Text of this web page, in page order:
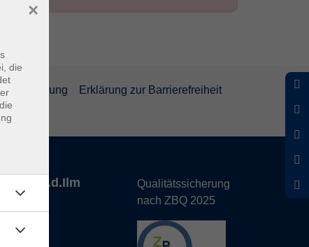
Erklärung zur Barrierefreiheit
a.d.Ilm
Qualitätssicherung
nach ZBQ 2025
die
×